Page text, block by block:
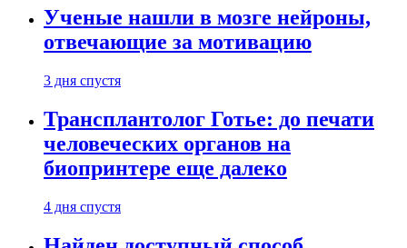
Ученые нашли в мозге нейроны,
отвечающие за мотивацию
3 дня спустя
Трансплантолог Готье: до печати
человеческих органов на
биопринтере еще далеко
4 дня спустя